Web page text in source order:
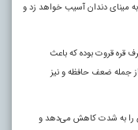
مینای دندان آسیب خواهد زد و
قره قروت بوده که باعث
جمله ضعف حافظه و نیز
را به شدت کاهش می‌دهد و